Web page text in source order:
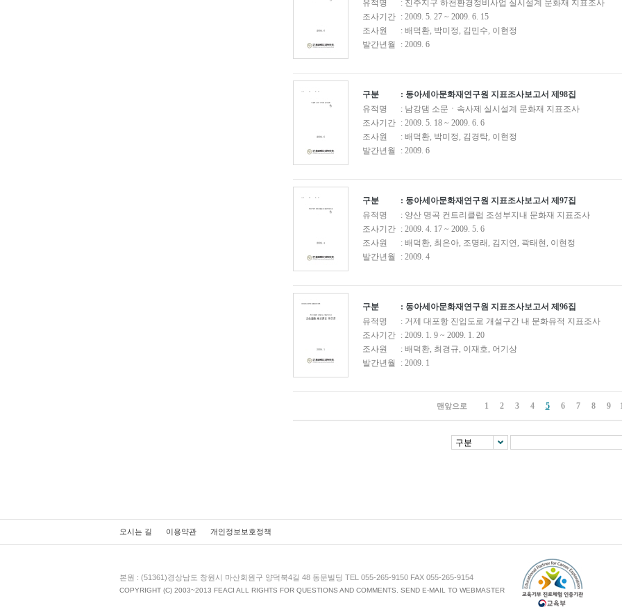
유적명
: 진주지구 하천환경정비사업 실시설계 문화재 지표조사
조사기간 : 2009. 5. 27 ~ 2009. 6. 15
조사원
: 배덕환, 박미정, 김민수, 이현정
발간년월
: 2009. 6
구분
: 동아세아문화재연구원 지표조사보고서 제98집
유적명
: 남강댐 소문ㆍ속사제 실시설계 문화재 지표조사
조사기간 : 2009. 5. 18 ~ 2009. 6. 6
조사원
: 배덕환, 박미정, 김경탁, 이현정
발간년월
: 2009. 6
구분
: 동아세아문화재연구원 지표조사보고서 제97집
유적명
: 양산 명곡 컨트리클럽 조성부지내 문화재 지표조사
조사기간 : 2009. 4. 17 ~ 2009. 5. 6
조사원
: 배덕환, 최은아, 조명래, 김지연, 곽태현, 이현정
발간년월
: 2009. 4
구분
: 동아세아문화재연구원 지표조사보고서 제96집
유적명
: 거제 대포항 진입도로 개설구간 내 문화유적 지표조사
조사기간 : 2009. 1. 9 ~ 2009. 1. 20
조사원
: 배덕환, 최경규, 이재호, 어기상
발간년월
: 2009. 1
맨앞으로 1 2 3 4 5 6 7 8 9
구분
오시는 길 이용약관 개인정보보호정책
본원 : (51361)경상남도 창원시 마산회원구 양덕북4길 48 동문빌딩 TEL 055-265-9150 FAX 055-265-9154
COPYRIGHT (C) 2003~2013 FEACI ALL RIGHTS FOR QUESTIONS AND COMMENTS. SEND E-MAIL TO WEBMASTER